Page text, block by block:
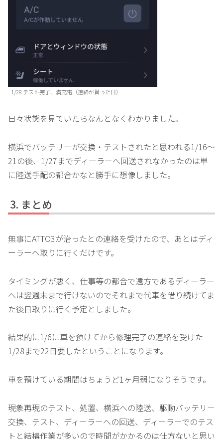
1/28 テスト完了、満充電（連絡が貰った日）
日々状態を見ていたらなんとなくわかりました。
横浜でバッテリーが交換・テストされたと思われる1/16～
21の後、1/27までディーラーへ回送されなかったのは単
に陸送手配の都合かなと勝手に想像しました。
まとめ
無事にATTO3が治ったとの連絡を受けたので、あとはディ
ーラーへ取りに行くだけです。
タイミングが悪く、仕事等の都合で遠方であるディーラー
へは翌週末まで行けないのでそれまで代車を借り続けてま
た後日取りに行く予定としました。
結果的に1/6に車を預けてから修理完了の連絡を受けた
1/28まで22日要したということになります。
車を預けている期間はちょうど1ヶ月弱になりそうです。
現象再現のテスト、処置、横浜への陸送、駆動バッテリー
交換、テスト、ディーラーへの回送、ディーラーでのテス
トと結構作業が多いので時間がかかるのは仕方ないと思い